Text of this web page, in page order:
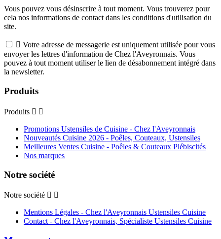
Vous pouvez vous désinscrire à tout moment. Vous trouverez pour
cela nos informations de contact dans les conditions d'utilisation du
site.
 Votre adresse de messagerie est uniquement utilisée pour vous
envoyer les lettres d'information de Chez l'Aveyronnais. Vous
pouvez à tout moment utiliser le lien de désabonnement intégré dans
la newsletter.
Produits
Produits  
Promotions Ustensiles de Cuisine - Chez l'Aveyronnais
Nouveautés Cuisine 2026 - Poêles, Couteaux, Ustensiles
Meilleures Ventes Cuisine - Poêles & Couteaux Plébiscités
Nos marques
Notre société
Notre société  
Mentions Légales - Chez l'Aveyronnais Ustensiles Cuisine
Contact - Chez l'Aveyronnais, Spécialiste Ustensiles Cuisine